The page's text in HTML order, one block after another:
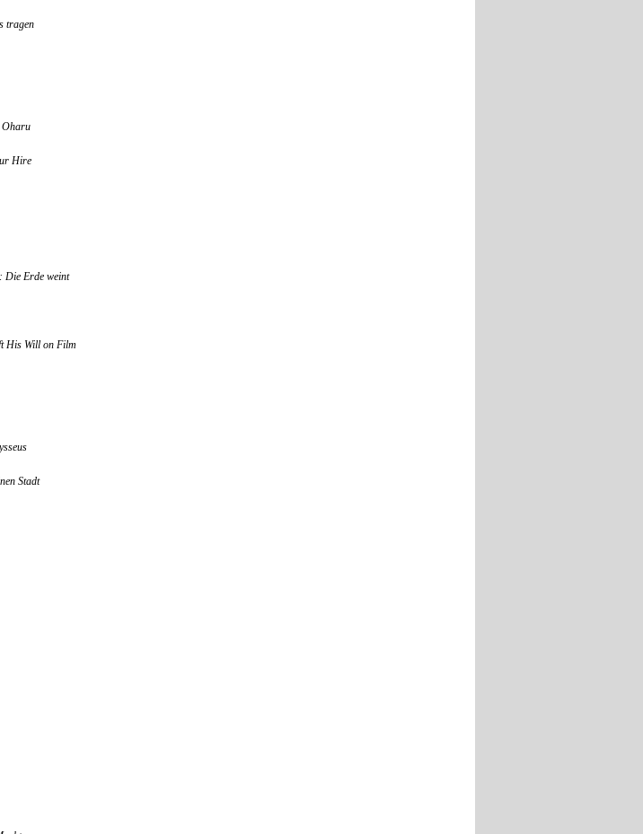
tragen
Oharu
Hire
Die Erde weint
His Will on Film
Stadt